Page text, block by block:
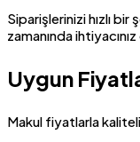
Siparişlerinizi hızlı
zamanında
Uygun
Makul fiyatlarla